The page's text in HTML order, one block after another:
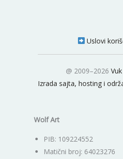
Uslovi
@ 2009–2026
Izrada sajta, hosting i
Wolf Art
PIB: 109224552
Matični broj: 64023276